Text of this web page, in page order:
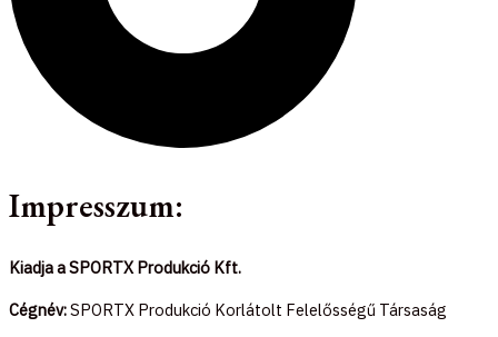
Impresszum:
Kiadja a SPORTX Produkció Kft.
Cégnév:SPORTX Produkció Korlátolt Felelősségű Társaság